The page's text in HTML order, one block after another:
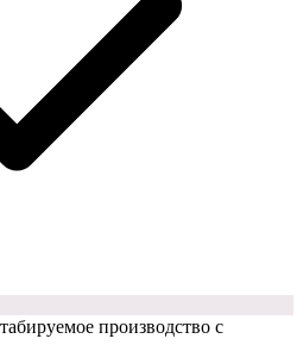
производство с